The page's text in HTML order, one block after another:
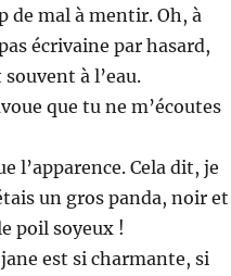
de mal à mentir. Oh, à
écrivaine par hasard,
à l’eau.
que tu ne m’écoutes
l’apparence. Cela dit, je
un gros panda, noir et
poil soyeux !
est si charmante, si